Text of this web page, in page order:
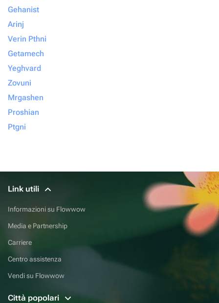
Gehanist
Arinj
Verin Pthni
Getamech
Yeghvard
Zovuni
Mrgashen
Proshian
Ptgni
Link utili
Informazioni su Flowwow
Media e Partnership
Carriere
Centro assistenza
Vendi su Flowwow
Città popolari